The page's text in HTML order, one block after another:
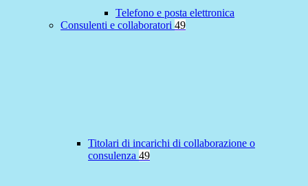
Telefono e posta elettronica
Consulenti e collaboratori 49
Titolari di incarichi di collaborazione o
consulenza 49